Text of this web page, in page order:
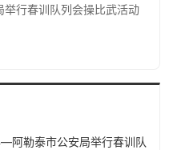
举行春训队列会操比武活动
阿勒泰市公安局举行春训队